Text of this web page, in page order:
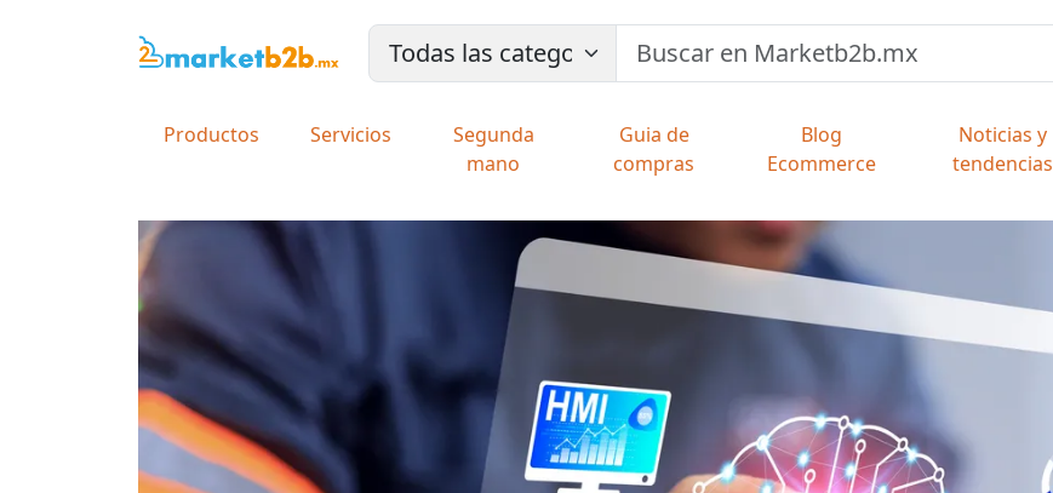
Productos Servicios
Segunda
mano
Guia de
compras
Blog
Ecommerce
Noticias y
tendencias